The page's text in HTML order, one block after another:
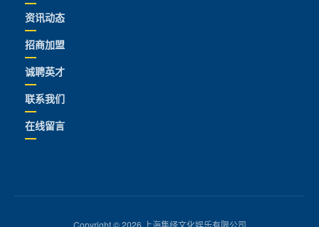
资讯动态
招商加盟
诚聘英才
联系我们
在线留言
Copyright © 2026 上海集绎文化娱乐有限公司